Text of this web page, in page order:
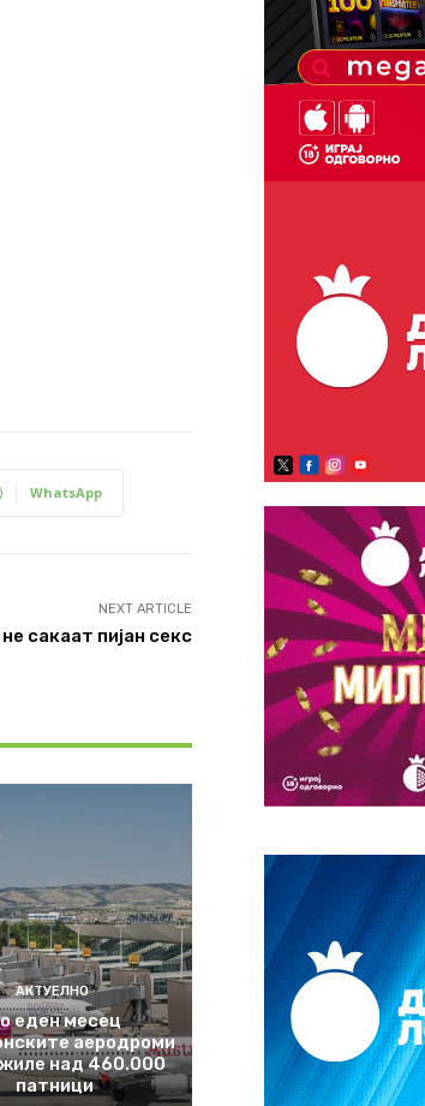
WhatsApp
NEXT ARTICLE
сакаат пијан секс
АКТУЕЛНО
еден месец
аеродроми
над 460.000
патници